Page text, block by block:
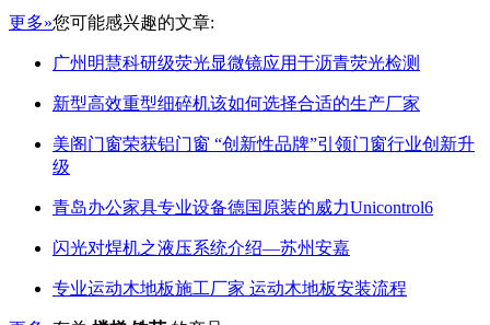
更多»您可能感兴趣的文章:
广州明慧科研级荧光显微镜应用于沥青荧光检测
新型高效重型细碎机该如何选择合适的生产厂家
美阁门窗荣获铝门窗 “创新性品牌”引领门窗行业创新升
级
青岛办公家具专业设备德国原装的威力Unicontrol6
闪光对焊机之液压系统介绍—苏州安嘉
专业运动木地板施工厂家 运动木地板安装流程